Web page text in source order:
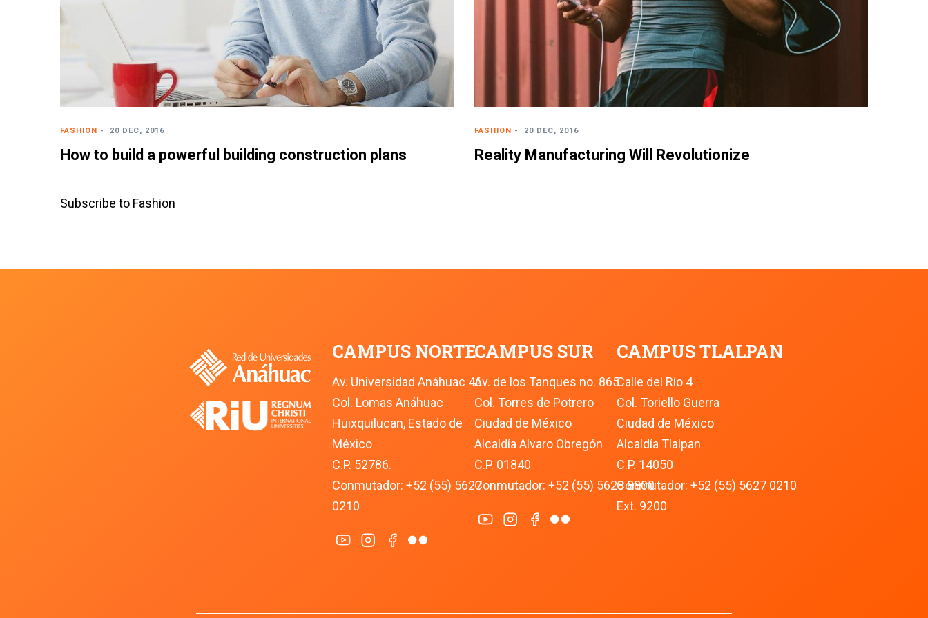
FASHION - 20 DEC, 2016
How to build a powerful building construction plans
FASHION - 20 DEC, 2016
Reality Manufacturing Will Revolutionize
Subscribe to Fashion
CAMPUS NORTE
Av. Universidad Anáhuac 46
Col. Lomas Anáhuac
Huixquilucan, Estado de
México
C.P. 52786.
Conmutador: +52 (55) 5627
0210
CAMPUS SUR
Av. de los Tanques no. 865
Col. Torres de Potrero
Ciudad de México
Alcaldía Alvaro Obregón
C.P. 01840
Conmutador: +52 (55) 5628 8800
CAMPUS TLALPAN
Calle del Río 4
Col. Toriello Guerra
Ciudad de México
Alcaldía Tlalpan
C.P. 14050
Conmutador: +52 (55) 5627 0210
Ext. 9200